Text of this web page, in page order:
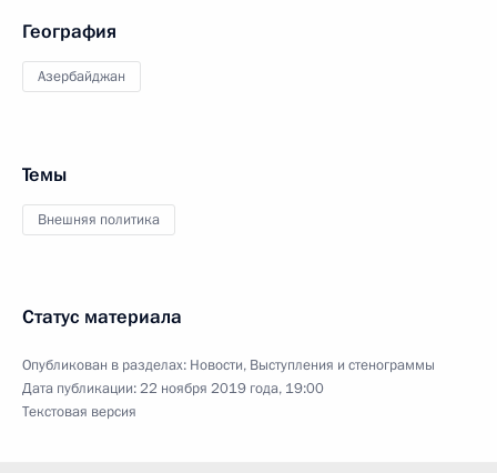
География
Азербайджан
Темы
Внешняя политика
Статус материала
Опубликован в разделах: Новости, Выступления и стенограммы
Дата публикации:22 ноября 2019 года, 19:00
Текстовая версия